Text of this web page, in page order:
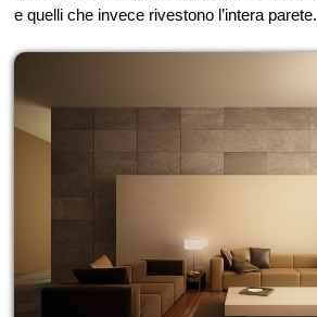
e quelli che invece rivestono l’intera parete.